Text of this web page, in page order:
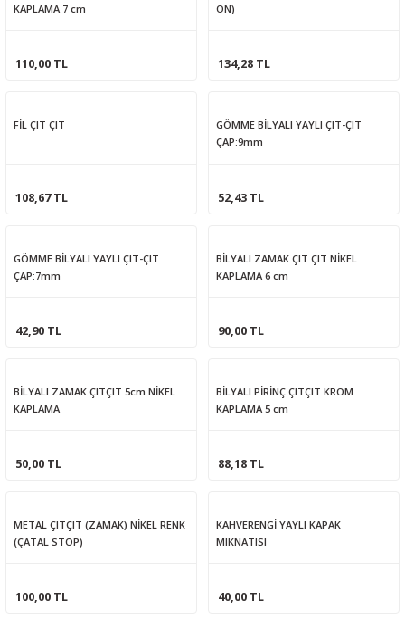
KAPLAMA 7 cm
110,00 TL
ON)
134,28 TL
FİL ÇIT ÇIT
108,67 TL
GÖMME BİLYALI YAYLI ÇIT-ÇIT
ÇAP:9mm
52,43 TL
GÖMME BİLYALI YAYLI ÇIT-ÇIT
ÇAP:7mm
42,90 TL
BİLYALI ZAMAK ÇIT ÇIT NİKEL
KAPLAMA 6 cm
90,00 TL
BİLYALI ZAMAK ÇITÇIT 5cm NİKEL
KAPLAMA
50,00 TL
BİLYALI PİRİNÇ ÇITÇIT KROM
KAPLAMA 5 cm
88,18 TL
METAL ÇITÇIT (ZAMAK) NİKEL RENK
(ÇATAL STOP)
100,00 TL
KAHVERENGİ YAYLI KAPAK
MIKNATISI
40,00 TL